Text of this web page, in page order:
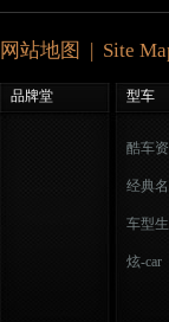
网站地图 | Site
品牌堂 型车
酷车
经典
车型
炫-car